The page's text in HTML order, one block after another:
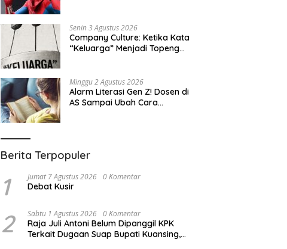
Terbesar dalam Sejarah
Senin 3 Agustus 2026
Company Culture: Ketika Kata
“Keluarga” Menjadi Topeng
Minggu 2 Agustus 2026
Alarm Literasi Gen Z! Dosen di
AS Sampai Ubah Cara
Berita Terpopuler
1 Jumat 7 Agustus 2026 0 Komentar
Debat Kusir
2 Sabtu 1 Agustus 2026 0 Komentar
Raja Juli Antoni Belum Dipanggil KPK
Terkait Dugaan Suap Bupati Kuansing,